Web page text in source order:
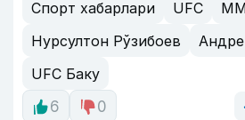
Спорт хабарлари UFC
Нурсултон Рўзибоев
UFC Баку
6
0